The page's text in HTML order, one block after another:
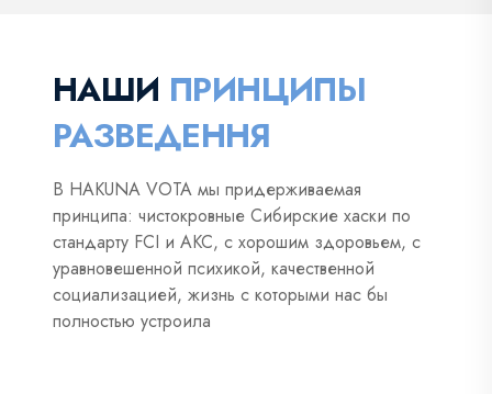
НАШИ ПРИНЦИПЫ
РАЗВЕДЕННЯ
В HAKUNA VOTA мы придерживаемая
принципа: чистокровные Сибирские хаски по
стандарту FCI и AKC, c хорошим здоровьем, с
уравновешенной психикой, качественной
социализацией, жизнь с которыми нас бы
полностью устроила